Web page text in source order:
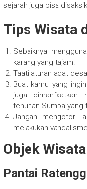
sejarah juga bisa
Tips Wisata
Sebaiknya
karang yang tajam.
Taati aturan adat
Buat kamu yang
juga dimanfaatkan
tenunan Sumba yang
Jangan mengotori
melakukan
Objek
Pantai